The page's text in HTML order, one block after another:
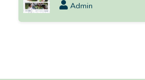
Admin